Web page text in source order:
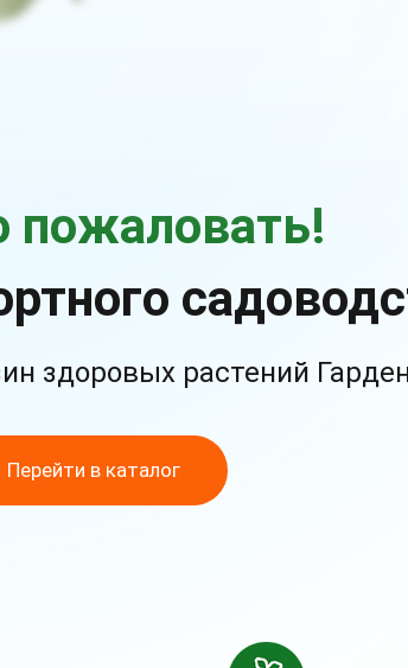
пожаловать!
здоровых растений
Перейти в каталог